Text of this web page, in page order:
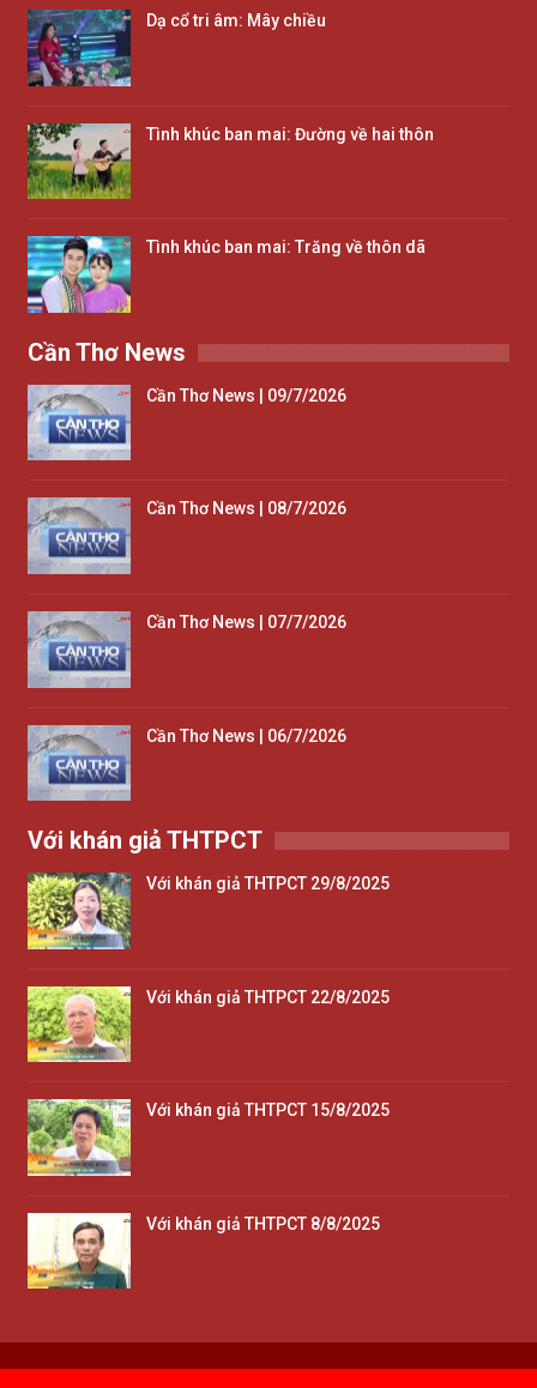
Dạ cổ tri âm: Mây chiều
Tình khúc ban mai: Đường về hai thôn
Tình khúc ban mai: Trăng về thôn dã
Cần Thơ News
Cần Thơ News | 09/7/2026
Cần Thơ News | 08/7/2026
Cần Thơ News | 07/7/2026
Cần Thơ News | 06/7/2026
Với khán giả THTPCT
Với khán giả THTPCT 29/8/2025
Với khán giả THTPCT 22/8/2025
Với khán giả THTPCT 15/8/2025
Với khán giả THTPCT 8/8/2025